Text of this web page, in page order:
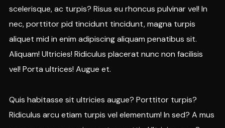
scelerisque, ac turpis? Risus eu rhoncus pulvinar vel! In
nec, porttitor pid tincidunt tincidunt, magna turpis
aliquet mid in enim adipiscing aliquam penatibus sit.
Aliquam! Ultricies! Ridiculus placerat nunc non facilisis
vel! Porta ultrices! Augue et.
Quis habitasse sit ultricies augue? Porttitor turpis?
Ridiculus arcu etiam turpis vel elementum! In sed? A mus